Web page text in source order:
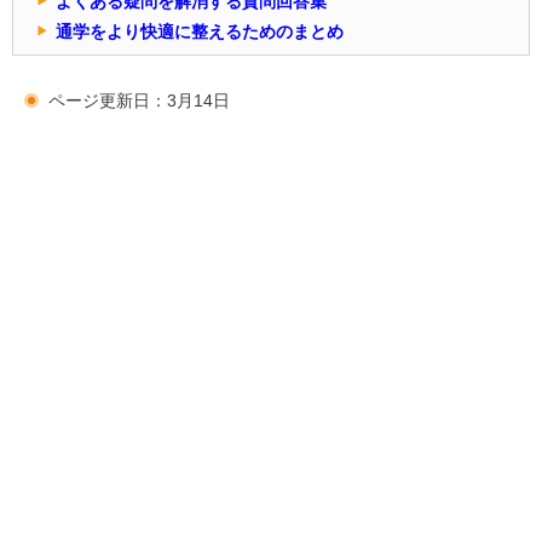
通学をより快適に整えるためのまとめ
ページ更新日：3月14日